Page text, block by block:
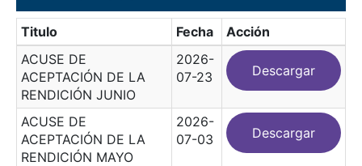
Titulo Fecha
Acción
ACUSE DE
ACEPTACIÓN DE LA
RENDICIÓN JUNIO
2026-
07-23
Descargar
ACUSE DE
ACEPTACIÓN DE LA
RENDICIÓN MAYO
2026-
07-03
Descargar